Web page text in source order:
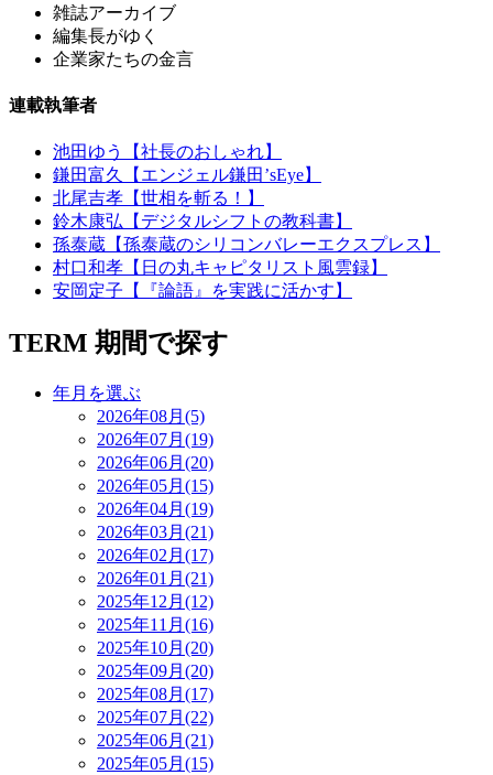
雑誌アーカイブ
編集長がゆく
企業家たちの金言
連載執筆者
池田ゆう【社長のおしゃれ】
鎌田富久【エンジェル鎌田’sEye】
北尾吉孝【世相を斬る！】
鈴木康弘【デジタルシフトの教科書】
孫泰蔵【孫泰蔵のシリコンバレーエクスプレス】
村口和孝【日の丸キャピタリスト風雲録】
安岡定子【『論語』を実践に活かす】
TERM 期間で探す
年月を選ぶ
2026年08月(5)
2026年07月(19)
2026年06月(20)
2026年05月(15)
2026年04月(19)
2026年03月(21)
2026年02月(17)
2026年01月(21)
2025年12月(12)
2025年11月(16)
2025年10月(20)
2025年09月(20)
2025年08月(17)
2025年07月(22)
2025年06月(21)
2025年05月(15)